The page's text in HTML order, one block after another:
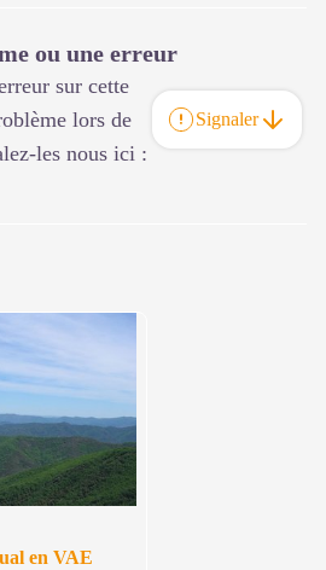
ou une erreur
sur cette
lors de
les nous ici :
Signaler
en VAE